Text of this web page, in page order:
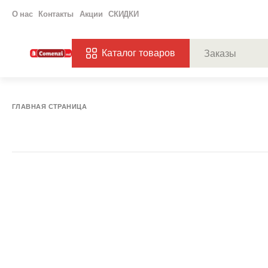
О нас Контакты Акции СКИДКИ
Каталог товаров
ГЛАВНАЯ СТРАНИЦА